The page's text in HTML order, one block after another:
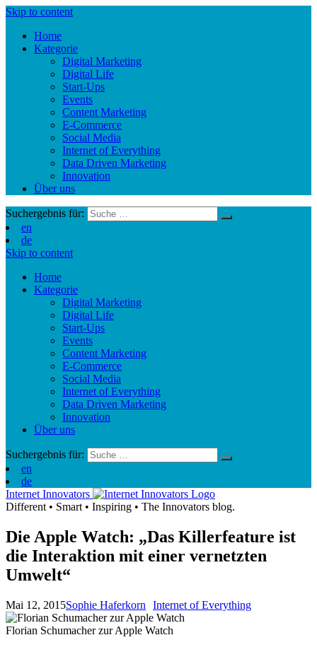
Skip to content
Home
Kategorie
Digital Marketing
Digital Life
Start-Ups
Events
Content Marketing
E-Commerce
Social Media
Internet of Everything
Data Driven Marketing
Innovation
Über uns
Suchergebnis für:
en
de
Skip to content
Home
Kategorie
Digital Marketing
Digital Life
Start-Ups
Events
Content Marketing
E-Commerce
Social Media
Internet of Everything
Data Driven Marketing
Innovation
Über uns
Suchergebnis für:
en
de
Internet Innovators
Different • Smart • Inspiring • The Innovators blog.
Die Apple Watch: „Das Killerfeature ist
die Interaktion mit einer vernetzten
Umwelt“
Mai 12, 2015Sophie Haferkorn Internet of Everything
Florian Schumacher zur Apple Watch